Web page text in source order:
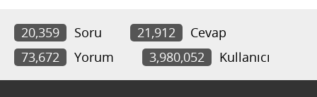
20,359 Soru 21,912
Cevap
73,672
Yorum 3,980,052 Kullanıcı